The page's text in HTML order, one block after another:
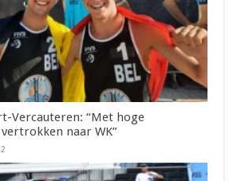
Vercauteren: “Met hoge
naar WK”